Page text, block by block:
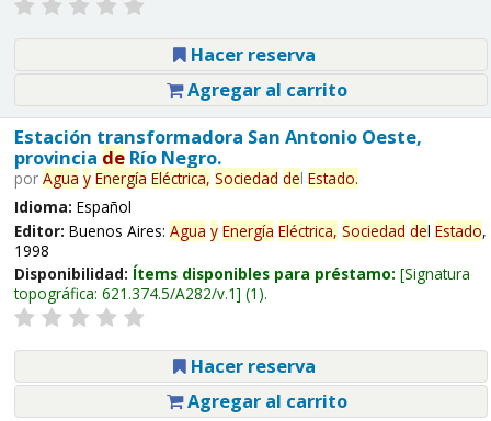
Hacer reserva
Agregar al carrito
Estación transformadora San Antonio Oeste,
provincia deRío Negro.
por Agua y Energía Eléctrica, Sociedad del Estado.
Idioma: Español
Editor: Buenos Aires: Agua y Energía Eléctrica, Sociedad del Estado,
1998
Disponibilidad: Ítems disponibles para préstamo: Signatura
topográfica: 621.374.5/A282/v.1 (1).
Hacer reserva
Agregar al carrito